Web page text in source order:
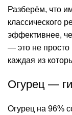
Разберём, что
классического
эффективнее,
— это не просто
каждая из
Огурец —
Огурец на 96%